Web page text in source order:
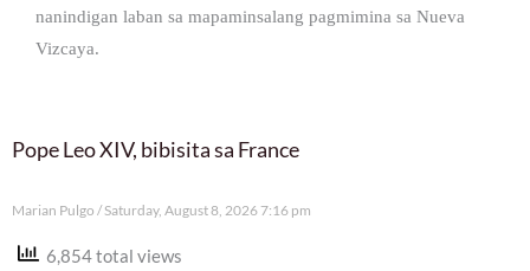
nanindigan laban sa mapaminsalang pagmimina sa Nueva
Vizcaya.
Pope Leo XIV, bibisita sa France
Marian Pulgo Saturday, August 8, 2026 7:16 pm
6,854 total views